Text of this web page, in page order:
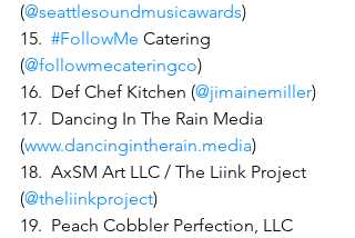
(@seattlesoundmusicawards)
15. #FollowMe Catering
(@followmecateringco)
16.  Def Chef Kitchen (@jimainemiller)
17.  Dancing In The Rain Media
(www.dancingintherain.media)
18.  AxSM Art LLC / The Liink Project
(@theliinkproject)
19.  Peach Cobbler Perfection, LLC